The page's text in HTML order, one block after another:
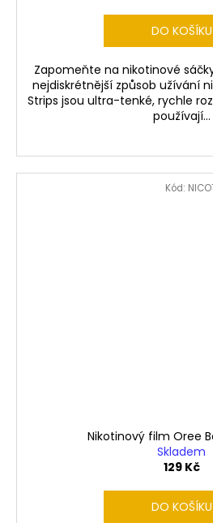
DO KOŠÍKU
Zapomeňte na nikotinové
nejdiskrétnější způsob užívání
Strips jsou ultra-tenké, rychle
používají...
Nikotinový film Oree
Skladem
129 Kč
DO KOŠÍKU
Kód: